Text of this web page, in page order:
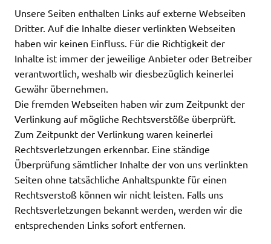
Unsere Seiten enthalten Links auf externe Webseiten
Dritter. Auf die Inhalte dieser verlinkten Webseiten
haben wir keinen Einfluss. Für die Richtigkeit der
Inhalte ist immer der jeweilige Anbieter oder Betreiber
verantwortlich, weshalb wir diesbezüglich keinerlei
Gewähr übernehmen.
Die fremden Webseiten haben wir zum Zeitpunkt der
Verlinkung auf mögliche Rechtsverstöße überprüft.
Zum Zeitpunkt der Verlinkung waren keinerlei
Rechtsverletzungen erkennbar. Eine ständige
Überprüfung sämtlicher Inhalte der von uns verlinkten
Seiten ohne tatsächliche Anhaltspunkte für einen
Rechtsverstoß können wir nicht leisten. Falls uns
Rechtsverletzungen bekannt werden, werden wir die
entsprechenden Links sofort entfernen.